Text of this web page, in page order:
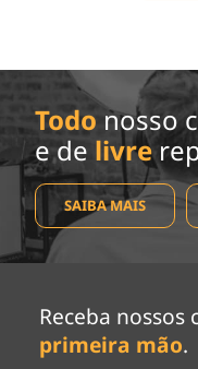
Todo nosso
e de livre
SAIBA MAIS
Receba nossos
primeira mão.